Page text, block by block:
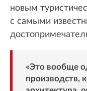
новым
с самыми
«Это вообще
производств,